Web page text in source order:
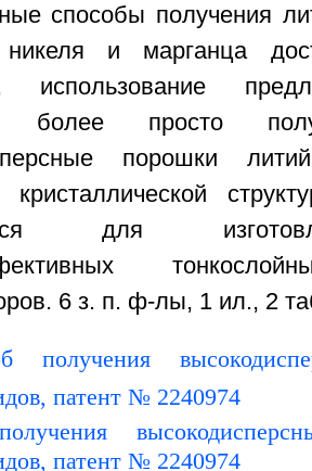
способы получения
никеля и марганца
использование
более просто
порошки
кристаллической
для
6 з. п. ф-лы, 1 ил., 2